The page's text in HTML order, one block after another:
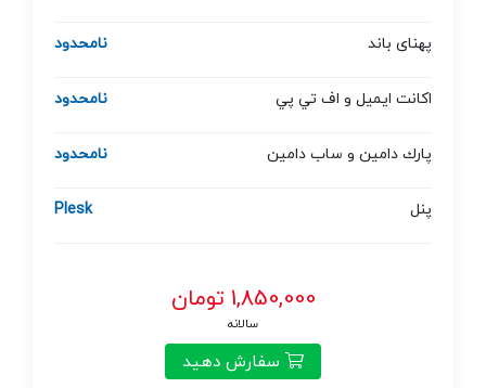
نامحدود پهنای باند
نامحدود اكانت ايميل و اف تي پي
نامحدود پارك دامين و ساب دامين
Plesk پنل
1,850,000 تومان
سالانه
سفارش دهید